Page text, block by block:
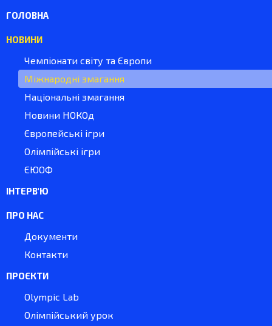
ГОЛОВНА
НОВИНИ
Чемпіонати світу та Європи
Міжнародні змагання
Національні змагання
Новини НОКОд
Європейські ігри
Олімпійські ігри
ЄЮОФ
ІНТЕРВ'Ю
ПРО НАС
Документи
Контакти
ПРОЄКТИ
Olympic Lab
Олімпійський урок